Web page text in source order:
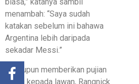
biasa,” katanya sambil
menambah: “Saya sudah
katakan sebelum ini bahawa
Argentina lebih daripada
sekadar Messi.”
Walaupun memberikan pujian
tinggi kepada lawan, Rangnick